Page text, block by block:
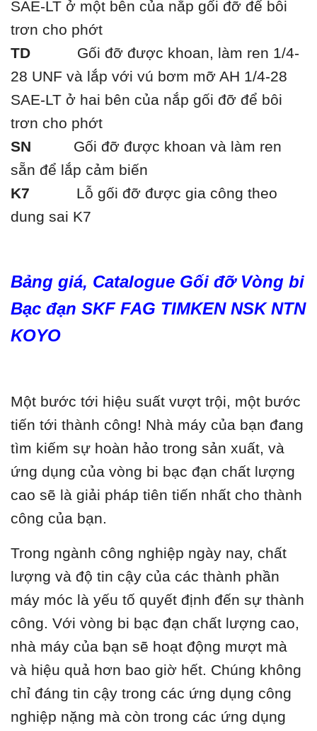
SAE-LT ở một bên của nắp gối đỡ để bôi
trơn cho phớt
TD Gối đỡ được khoan, làm ren 1/4-
28 UNF và lắp với vú bơm mỡ AH 1/4-28
SAE-LT ở hai bên của nắp gối đỡ để bôi
trơn cho phớt
SN Gối đỡ được khoan và làm ren
sẵn để lắp cảm biến
K7 Lỗ gối đỡ được gia công theo
dung sai K7
Bảng giá, Catalogue Gối đỡ Vòng bi
Bạc đạn SKF FAG TIMKEN NSK NTN
KOYO
Một bước tới hiệu suất vượt trội, một bước
tiến tới thành công! Nhà máy của bạn đang
tìm kiếm sự hoàn hảo trong sản xuất, và
ứng dụng của vòng bi bạc đạn chất lượng
cao sẽ là giải pháp tiên tiến nhất cho thành
công của bạn.
Trong ngành công nghiệp ngày nay, chất
lượng và độ tin cậy của các thành phần
máy móc là yếu tố quyết định đến sự thành
công. Với vòng bi bạc đạn chất lượng cao,
nhà máy của bạn sẽ hoạt động mượt mà
và hiệu quả hơn bao giờ hết. Chúng không
chỉ đáng tin cậy trong các ứng dụng công
nghiệp nặng mà còn trong các ứng dụng